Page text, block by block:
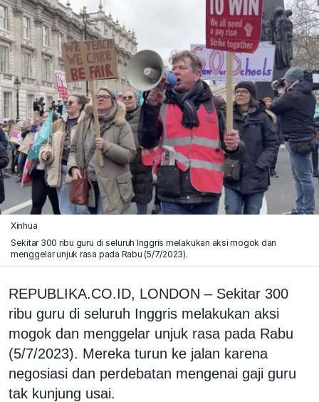
Xinhua
Sekitar 300 ribu guru di seluruh Inggris melakukan aksi mogok dan
menggelar unjuk rasa pada Rabu (5/7/2023).
REPUBLIKA.CO.ID, LONDON – Sekitar 300
ribu guru di seluruh Inggris melakukan aksi
mogok dan menggelar unjuk rasa pada Rabu
(5/7/2023). Mereka turun ke jalan karena
negosiasi dan perdebatan mengenai gaji guru
tak kunjung usai.